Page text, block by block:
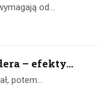
od…
– efekty...
potem…